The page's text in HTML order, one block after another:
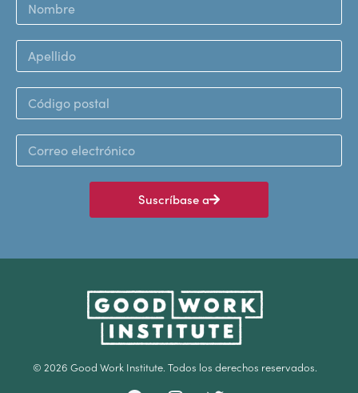
Suscríbase a
© 2026 Good Work Institute. Todos los derechos reservados.